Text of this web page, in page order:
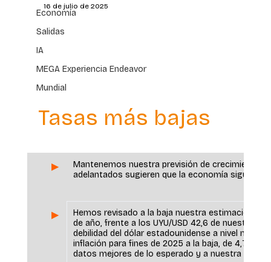
Economía
Salidas
IA
MEGA Experiencia Endeavor
Mundial
16 de julio de 2025
Tasas más bajas
▶
Mantenemos nuestra previsión de crecimiento
adelantados sugieren que la economía sigue
▶
Hemos revisado a la baja nuestra estimación de
de año, frente a los UYU/USD 42,6 de nuestro
debilidad del dólar estadounidense a nivel
inflación para fines de 2025 a la baja, de 4,7%
datos mejores de lo esperado y a nuestra